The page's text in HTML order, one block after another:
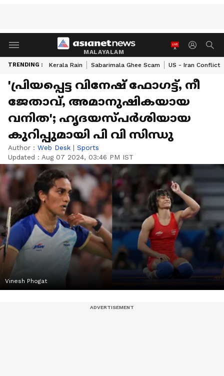
MALAYALAM
TRENDING : Kerala Rain Sabarimala Ghee Scam US - Iran Conflict
'പ്രിയപ്പെട്ട വിനേഷ് ഫോഗട്ട്, നീ
ജേതാവ്, അമാനുഷികയായ
വനിത'; ഹൃദയസ്‌പര്‍ശിയായ
കുറിപ്പുമായി പി വി സിന്ധു
Author : Web Desk | Sports
Updated : Aug 07 2024, 03:46 PM IST
Vinesh Phogat